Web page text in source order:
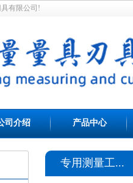
有限公司!
司介绍 产品中心
专用测量工...